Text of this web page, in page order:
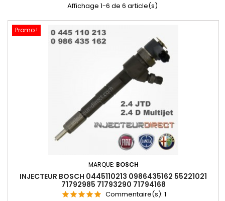
Affichage 1-6 de 6 article(s)
Promo !
MARQUE: BOSCH
INJECTEUR BOSCH 0445110213 0986435162 55221021
71792985 71793290 71794168
Commentaire(s): 1